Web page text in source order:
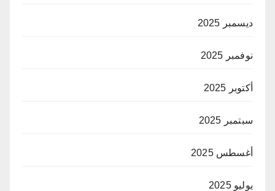
ديسمبر 2025
نوفمبر 2025
أكتوبر 2025
سبتمبر 2025
أغسطس 2025
يوليو 2025